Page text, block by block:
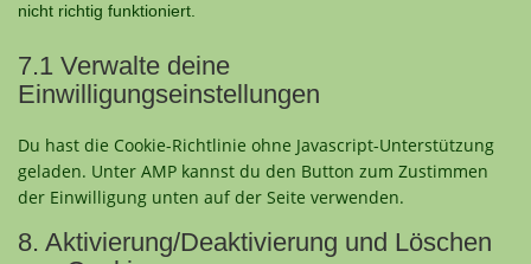
nicht richtig funktioniert.
7.1 Verwalte deine
Einwilligungseinstellungen
Du hast die Cookie-Richtlinie ohne Javascript-Unterstützung
geladen. Unter AMP kannst du den Button zum Zustimmen
der Einwilligung unten auf der Seite verwenden.
8. Aktivierung/Deaktivierung und Löschen